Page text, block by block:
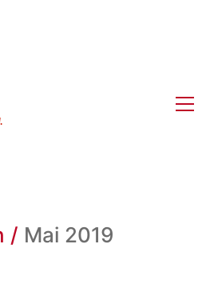
/ Mai 2019